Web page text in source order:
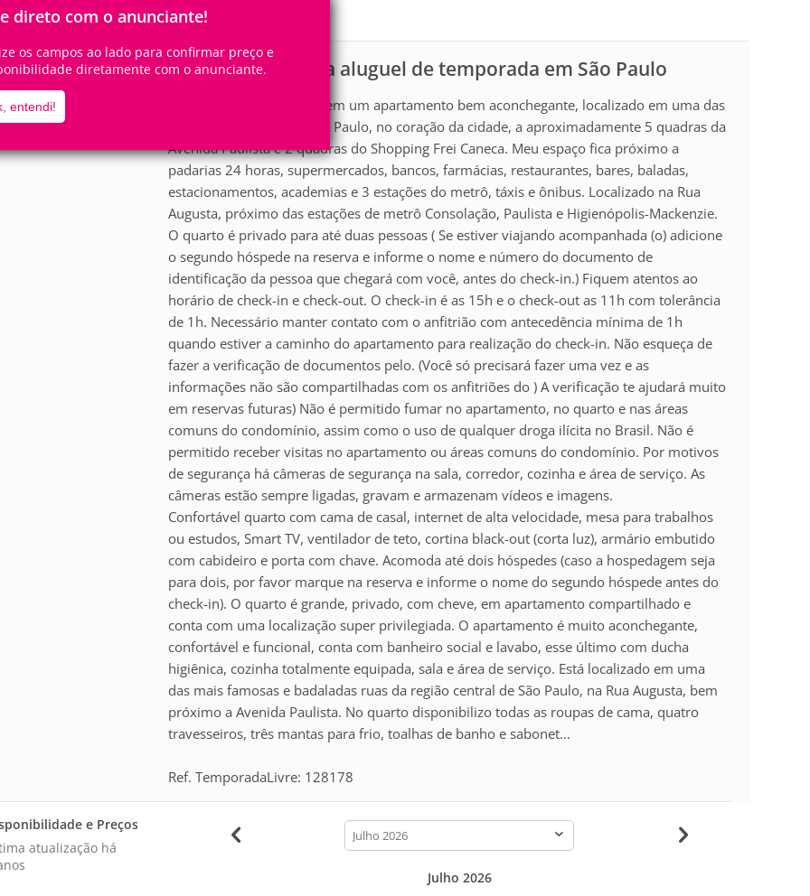
direto com o anunciante!
os campos ao lado para confirmar preço e
diretamente com o anunciante.
entendi!
Apartamento para aluguel de temporada em São Paulo
Quarto grande e privado em um apartamento bem aconchegante, localizado em uma das
ruas mais famosas de São Paulo, no coração da cidade, a aproximadamente 5 quadras da
Avenida Paulista e 2 quadras do Shopping Frei Caneca. Meu espaço fica próximo a
padarias 24 horas, supermercados, bancos, farmácias, restaurantes, bares, baladas,
estacionamentos, academias e 3 estações do metrô, táxis e ônibus. Localizado na Rua
Augusta, próximo das estações de metrô Consolação, Paulista e Higienópolis-Mackenzie.
O quarto é privado para até duas pessoas ( Se estiver viajando acompanhada (o) adicione
o segundo hóspede na reserva e informe o nome e número do documento de
identificação da pessoa que chegará com você, antes do check-in.) Fiquem atentos ao
horário de check-in e check-out. O check-in é as 15h e o check-out as 11h com tolerância
de 1h. Necessário manter contato com o anfitrião com antecedência mínima de 1h
quando estiver a caminho do apartamento para realização do check-in. Não esqueça de
fazer a verificação de documentos pelo. (Você só precisará fazer uma vez e as
informações não são compartilhadas com os anfitriões do ) A verificação te ajudará muito
em reservas futuras) Não é permitido fumar no apartamento, no quarto e nas áreas
comuns do condomínio, assim como o uso de qualquer droga ilícita no Brasil. Não é
permitido receber visitas no apartamento ou áreas comuns do condomínio. Por motivos
de segurança há câmeras de segurança na sala, corredor, cozinha e área de serviço. As
câmeras estão sempre ligadas, gravam e armazenam vídeos e imagens.
Confortável quarto com cama de casal, internet de alta velocidade, mesa para trabalhos
ou estudos, Smart TV, ventilador de teto, cortina black-out (corta luz), armário embutido
com cabideiro e porta com chave. Acomoda até dois hóspedes (caso a hospedagem seja
para dois, por favor marque na reserva e informe o nome do segundo hóspede antes do
check-in). O quarto é grande, privado, com cheve, em apartamento compartilhado e
conta com uma localização super privilegiada. O apartamento é muito aconchegante,
confortável e funcional, conta com banheiro social e lavabo, esse último com ducha
higiênica, cozinha totalmente equipada, sala e área de serviço. Está localizado em uma
das mais famosas e badaladas ruas da região central de São Paulo, na Rua Augusta, bem
próximo a Avenida Paulista. No quarto disponibilizo todas as roupas de cama, quatro
travesseiros, três mantas para frio, toalhas de banho e sabonet...
Ref. TemporadaLivre: 128178
e Preços
atualização há
calendar-
month
Julho 2026